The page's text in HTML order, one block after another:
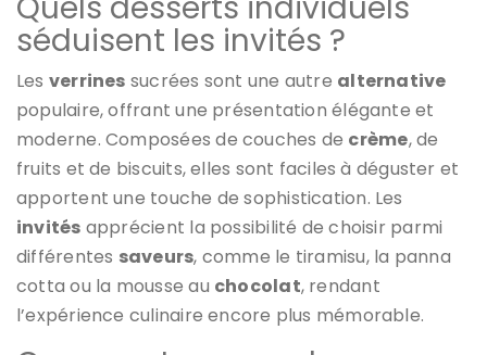
séduisent les invités ?
Les verrines sucrées sont une autre alternative
populaire, offrant une présentation élégante et
moderne. Composées de couches de crème, de
fruits et de biscuits, elles sont faciles à déguster et
apportent une touche de sophistication. Les
invités apprécient la possibilité de choisir parmi
différentes saveurs, comme le tiramisu, la panna
cotta ou la mousse au chocolat, rendant
l’expérience culinaire encore plus mémorable.